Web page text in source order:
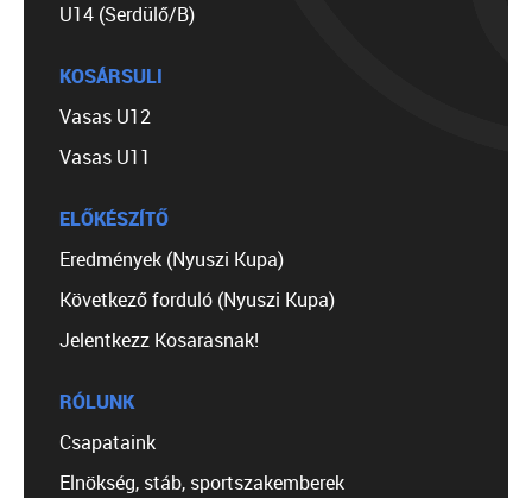
U14 (Serdülő/B)
KOSÁRSULI
Vasas U12
Vasas U11
ELŐKÉSZÍTŐ
Eredmények (Nyuszi Kupa)
Következő forduló (Nyuszi Kupa)
Jelentkezz Kosarasnak!
RÓLUNK
Csapataink
Elnökség, stáb, sportszakemberek